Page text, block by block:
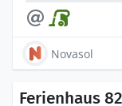
Novasol
Ferienhaus